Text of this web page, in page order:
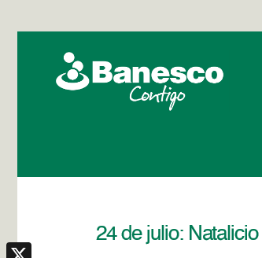
24 de julio: